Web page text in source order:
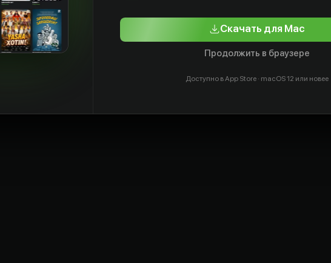
Скачать для Mac
Продолжить в браузере
Доступно в App Store · macOS 12 или новее